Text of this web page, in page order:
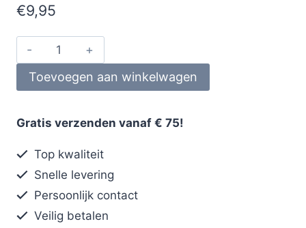
€9,95
Toevoegen aan winkelwagen
Gratis verzenden vanaf € 75!
Top kwaliteit
Snelle levering
Persoonlijk contact
Veilig betalen